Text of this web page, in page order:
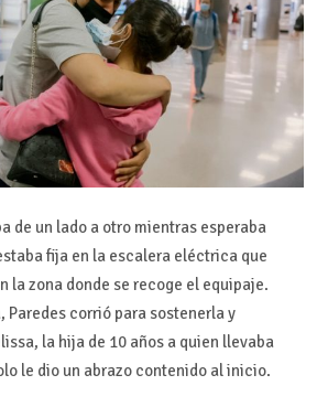
de un lado a otro mientras esperaba
fija en la escalera eléctrica que
la zona donde se recoge el equipaje.
Paredes corrió para sostenerla y
la hija de 10 años a quien llevaba
le dio un abrazo contenido al inicio.